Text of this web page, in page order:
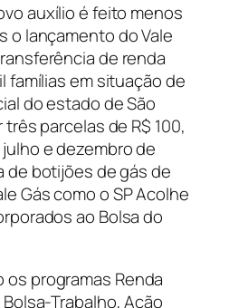
auxílio é feito menos
o lançamento do Vale
de renda
famílias em situação de
do estado de São
parcelas de R$ 100,
e dezembro de
de botijões de gás de
Gás como o SP Acolhe
ao Bolsa do
programas Renda
Trabalho, Ação